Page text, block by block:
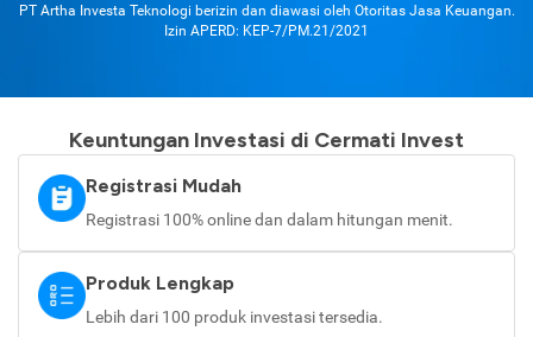
PT Artha Investa Teknologi berizin dan diawasi oleh Otoritas Jasa Keuangan.
Izin APERD: KEP-7/PM.21/2021
Keuntungan Investasi di Cermati Invest
Registrasi Mudah
Registrasi 100% online dan dalam hitungan menit.
Produk Lengkap
Lebih dari 100 produk investasi tersedia.